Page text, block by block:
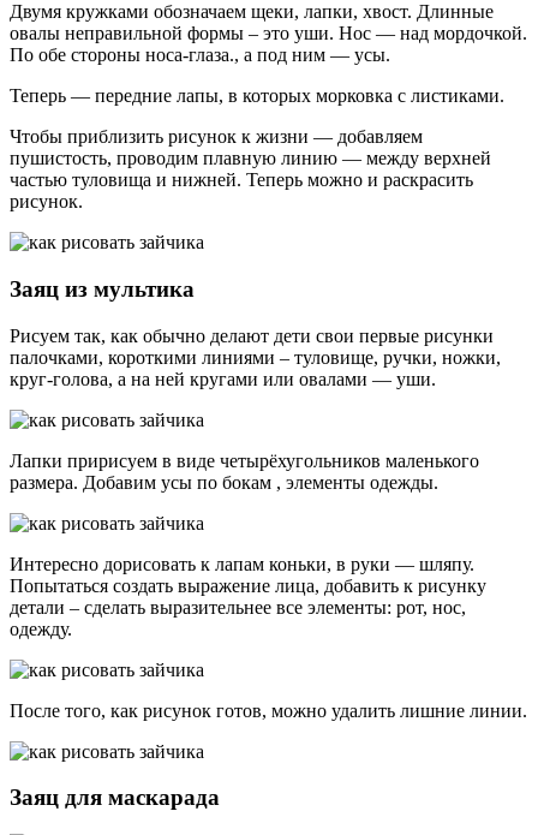
Двумя кружками обозначаем щеки, лапки, хвост. Длинные
овалы неправильной формы – это уши. Нос — над мордочкой.
По обе стороны носа-глаза., а под ним — усы.
Теперь — передние лапы, в которых морковка с листиками.
Чтобы приблизить рисунок к жизни — добавляем
пушистость, проводим плавную линию — между верхней
частью туловища и нижней. Теперь можно и раскрасить
рисунок.
Заяц из мультика
Рисуем так, как обычно делают дети свои первые рисунки
палочками, короткими линиями – туловище, ручки, ножки,
круг-голова, а на ней кругами или овалами — уши.
Лапки пририсуем в виде четырёхугольников маленького
размера. Добавим усы по бокам , элементы одежды.
Интересно дорисовать к лапам коньки, в руки — шляпу.
Попытаться создать выражение лица, добавить к рисунку
детали – сделать выразительнее все элементы: рот, нос,
одежду.
После того, как рисунок готов, можно удалить лишние линии.
Заяц для маскарада